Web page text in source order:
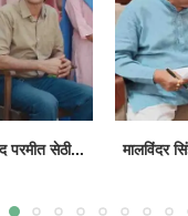
परमीत सेठी... मालविंदर